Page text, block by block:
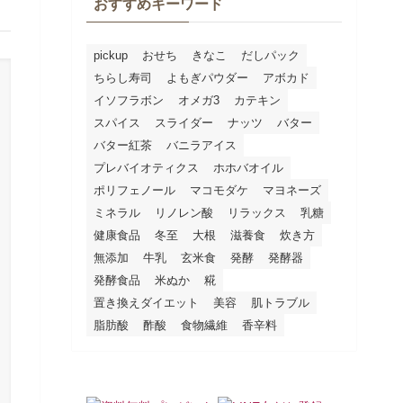
おすすめキーワード
pickup おせち きなこ
だしパック
ちらし寿司
よもぎパウダー
アボカド
イソフラボン
オメガ3
カテキン
スパイス
スライダー ナッツ
バター
バター紅茶
バニラアイス
プレバイオティクス
ホホバオイル
ポリフェノール
マコモダケ
マヨネーズ
ミネラル
リノレン酸 リラックス
乳糖
健康食品
冬至 大根 滋養食
炊き方
無添加
牛乳 玄米食 発酵
発酵器
発酵食品
米ぬか
糀
置き換えダイエット
美容
肌トラブル
脂肪酸
酢酸 食物繊維 香辛料